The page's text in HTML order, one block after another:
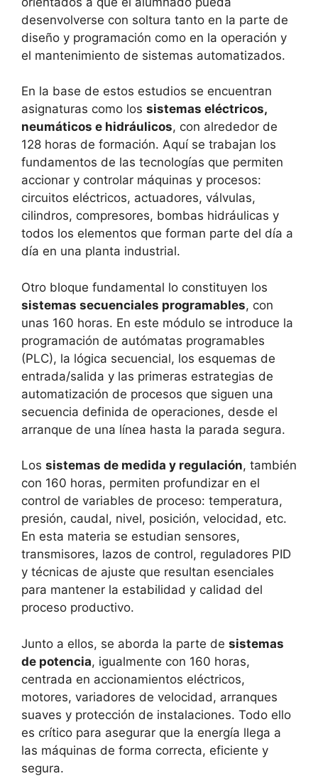
desenvolverse con soltura tanto en la parte de
diseño y programación como en la operación y
el mantenimiento de sistemas automatizados.
En la base de estos estudios se encuentran
asignaturas como los sistemas eléctricos,
neumáticos e hidráulicos, con alrededor de
128 horas de formación. Aquí se trabajan los
fundamentos de las tecnologías que permiten
accionar y controlar máquinas y procesos:
circuitos eléctricos, actuadores, válvulas,
cilindros, compresores, bombas hidráulicas y
todos los elementos que forman parte del día a
día en una planta industrial.
Otro bloque fundamental lo constituyen los
sistemas secuenciales programables, con
unas 160 horas. En este módulo se introduce la
programación de autómatas programables
(PLC), la lógica secuencial, los esquemas de
entrada/salida y las primeras estrategias de
automatización de procesos que siguen una
secuencia definida de operaciones, desde el
arranque de una línea hasta la parada segura.
Los sistemas de medida y regulación, también
con 160 horas, permiten profundizar en el
control de variables de proceso: temperatura,
presión, caudal, nivel, posición, velocidad, etc.
En esta materia se estudian sensores,
transmisores, lazos de control, reguladores PID
y técnicas de ajuste que resultan esenciales
para mantener la estabilidad y calidad del
proceso productivo.
Junto a ellos, se aborda la parte de sistemas
de potencia, igualmente con 160 horas,
centrada en accionamientos eléctricos,
motores, variadores de velocidad, arranques
suaves y protección de instalaciones. Todo ello
es crítico para asegurar que la energía llega a
las máquinas de forma correcta, eficiente y
segura.